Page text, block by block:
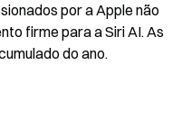
por a Apple não
firme para a Siri AI. As
do ano.